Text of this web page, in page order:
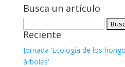
Busca un artículo
Reciente
Jornada ‘Ecología de los
árboles’